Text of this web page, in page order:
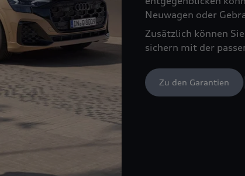
Neuwagen oder
Zusätzlich können
sichern mit der
Zu den Garantien